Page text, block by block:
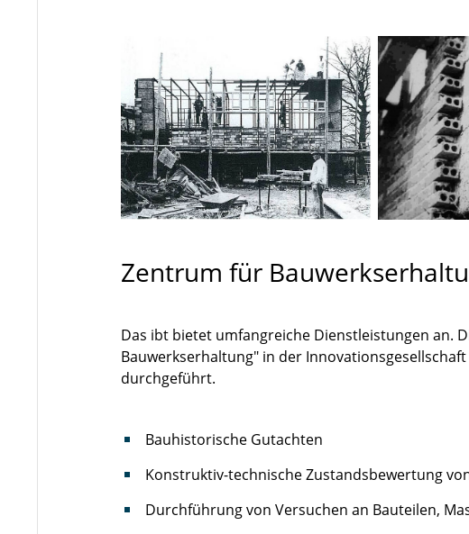
Zentrum für
Das ibt bietet umfangreiche Dienstleistungen an.
Bauwerkserhaltung" in der
durchgeführt.
Bauhistorische Gutachten
Konstruktiv-technische Zustandsbewertung
Durchführung von Versuchen an Bauteilen,